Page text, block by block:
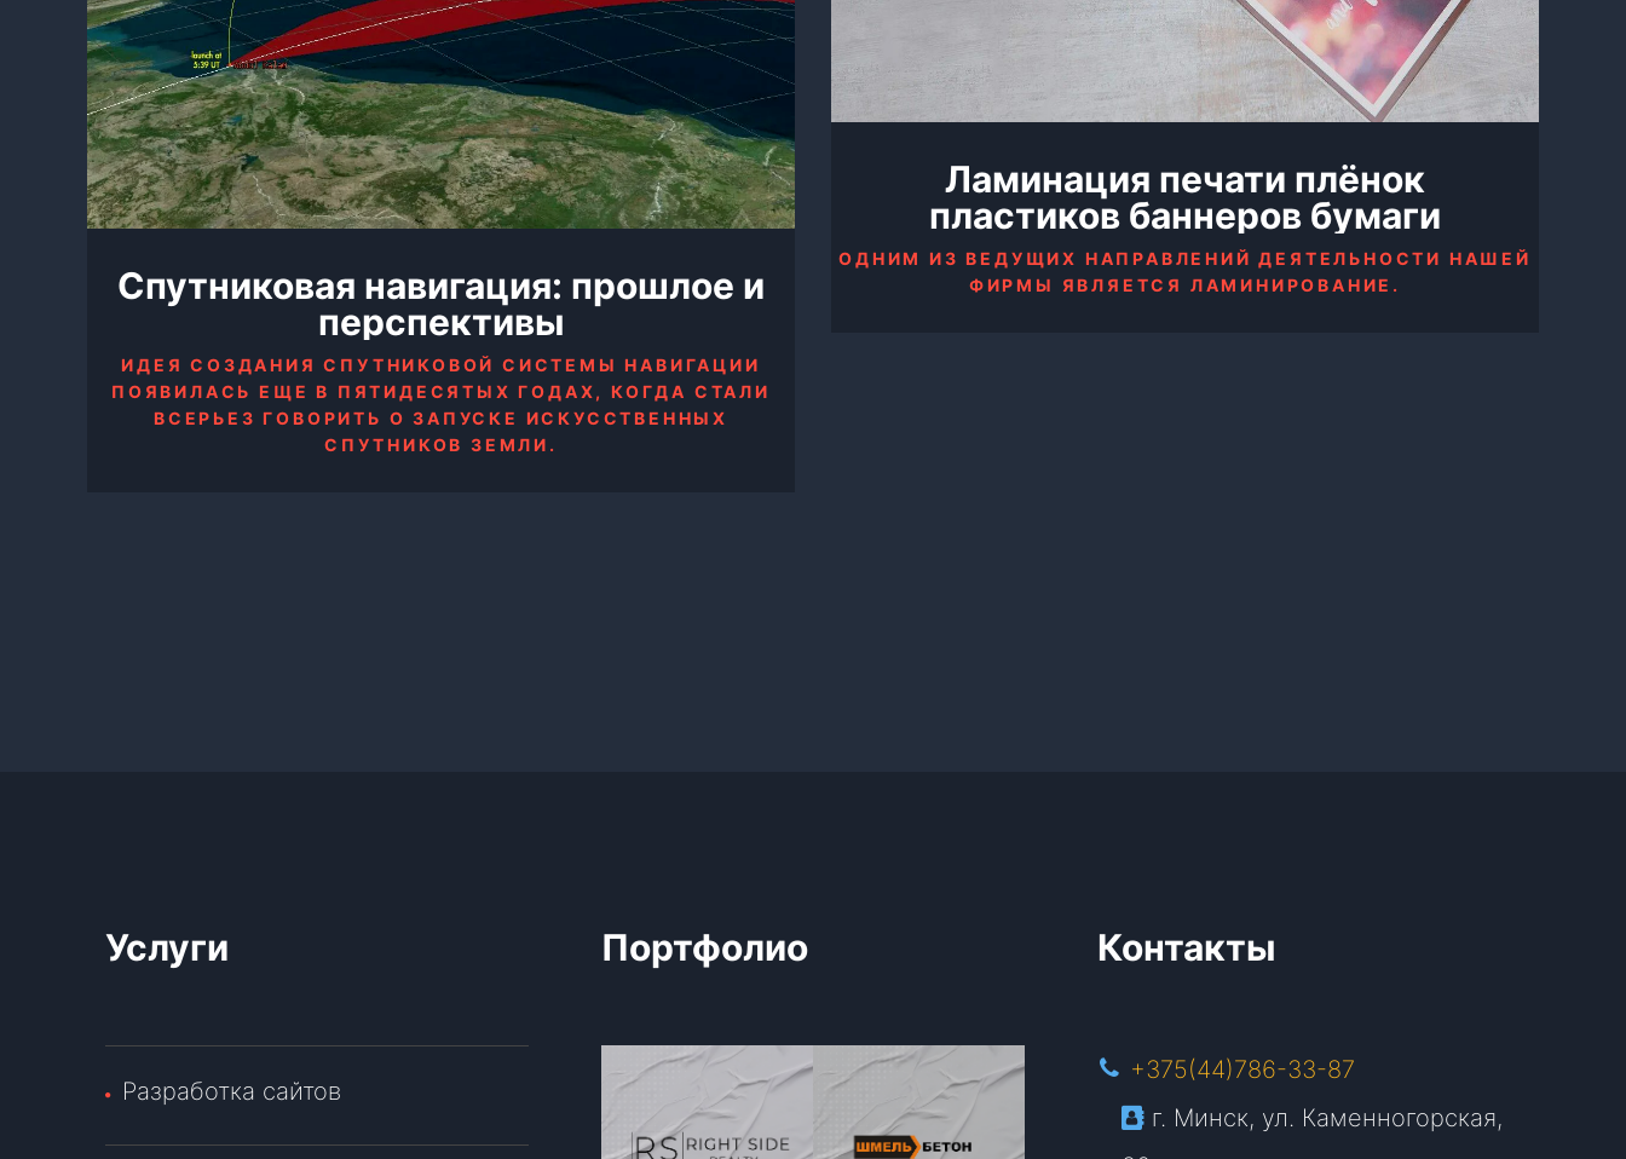
Ламинация печати плёнок
пластиков баннеров бумаги
ОДНИМ ИЗ ВЕДУЩИХ НАПРАВЛЕНИЙ ДЕЯТЕЛЬНОСТИ НАШЕЙ
ФИРМЫ ЯВЛЯЕТСЯ ЛАМИНИРОВАНИЕ.
Спутниковая навигация: прошлое и
перспективы
ИДЕЯ СОЗДАНИЯ СПУТНИКОВОЙ СИСТЕМЫ НАВИГАЦИИ
ПОЯВИЛАСЬ ЕЩЕ В ПЯТИДЕСЯТЫХ ГОДАХ, КОГДА СТАЛИ
ВСЕРЬЕЗ ГОВОРИТЬ О ЗАПУСКЕ ИСКУССТВЕННЫХ
СПУТНИКОВ ЗЕМЛИ.
Услуги
Разработка сайтов
Портфолио Контакты
+375(44)786-33-87
г. Минск, ул. Каменногорская,